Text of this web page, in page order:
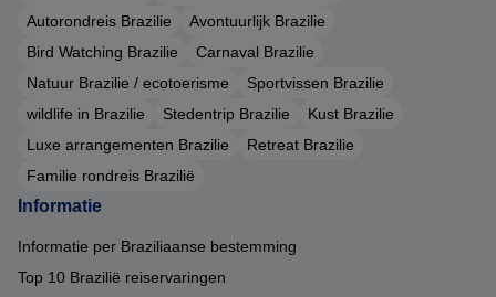
Autorondreis Brazilie
Avontuurlijk Brazilie
Bird Watching Brazilie
Carnaval Brazilie
Natuur Brazilie / ecotoerisme
Sportvissen Brazilie
wildlife in Brazilie
Stedentrip Brazilie
Kust Brazilie
Luxe arrangementen Brazilie
Retreat Brazilie
Familie rondreis Brazilië
Informatie
Informatie per Braziliaanse bestemming
Top 10 Brazilië reiservaringen